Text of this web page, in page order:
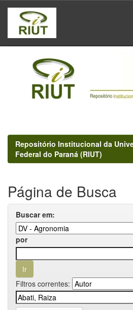
Skip
navigation
Repositório Institucional da
Federal do Paraná (RIUT)
Página de Busca
Buscar em:
por
Filtros correntes: